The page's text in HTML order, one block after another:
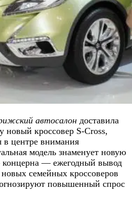
автосалон доставила
новый кроссовер S-Cross,
в центре внимания
модель знаменует новую
концерна — ежегодный вывод
семейных кроссоверов
повышенный спрос